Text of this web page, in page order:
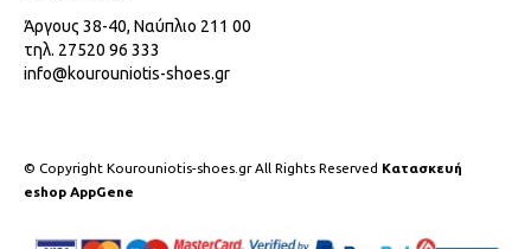
Άργους 38-40, Ναύπλιο 211 00
τηλ. 27520 96 333
info@kourouniotis-shoes.gr
© Copyright Kourouniotis-shoes.gr All Rights Reserved Κατασκευή
eshop AppGene